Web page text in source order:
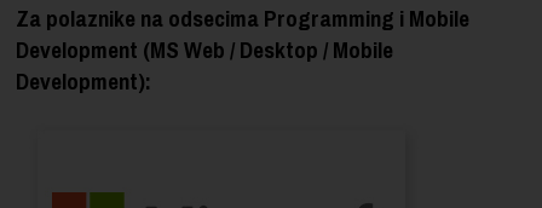
Za polaznike na odsecima Programming i Mobile
Development (MS Web / Desktop / Mobile
Development):